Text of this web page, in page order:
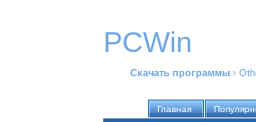
PCWin
Скачать программы ›
Главная